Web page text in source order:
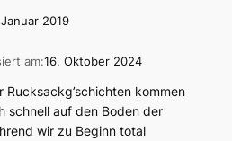
Januar 2019
am:16. Oktober 2024
kommen
schnell auf den Boden der
wir zu Beginn total